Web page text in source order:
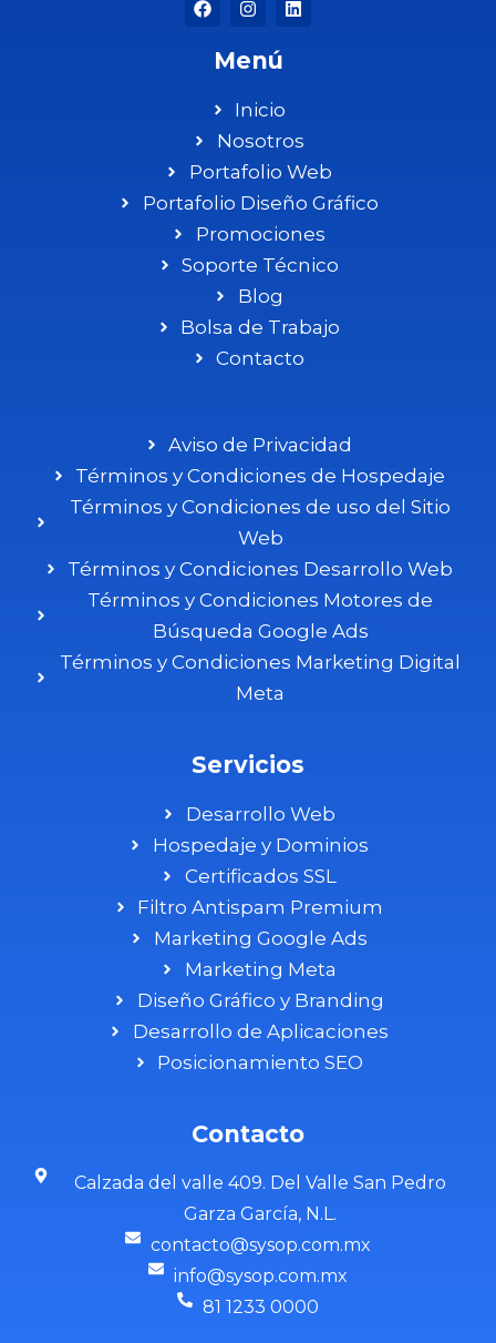
Menú
Inicio
Nosotros
Portafolio Web
Portafolio Diseño Gráfico
Promociones
Soporte Técnico
Blog
Bolsa de Trabajo
Contacto
Aviso de Privacidad
Términos y Condiciones de Hospedaje
Términos y Condiciones de uso del Sitio
Web
Términos y Condiciones Desarrollo Web
Términos y Condiciones Motores de
Búsqueda Google Ads
Términos y Condiciones Marketing Digital
Meta
Servicios
Desarrollo Web
Hospedaje y Dominios
Certificados SSL
Filtro Antispam Premium
Marketing Google Ads
Marketing Meta
Diseño Gráfico y Branding
Desarrollo de Aplicaciones
Posicionamiento SEO
Contacto
Calzada del valle 409. Del Valle San Pedro
Garza García, N.L.
contacto@sysop.com.mx
info@sysop.com.mx
81 1233 0000